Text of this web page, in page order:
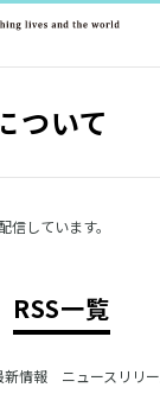
ついて
信しています。
RSS一覧
情報 ニュースリリー